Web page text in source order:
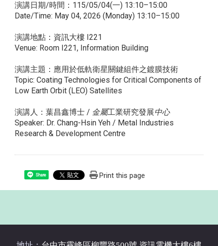
演講日期/時間：115/05/04(一) 13:10–15:00
Date/Time: May 04, 2026 (Monday) 13:10–15:00
演講地點：資訊大樓 I221
Venue: Room I221, Information Building
演講主題：應用於低軌衛星關鍵組件之鍍膜技術
Topic: ​Coating Technologies for Critical Components of
Low Earth Orbit (LEO) Satellites
演講人：葉昌鑫博士 / 金屬工業研究發展中心
Speaker: Dr. Chang-Hsin Yeh / Metal Industries
Research & Development Centre
Share Print this page